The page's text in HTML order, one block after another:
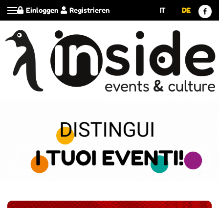
Registrieren
Einloggen IT DE